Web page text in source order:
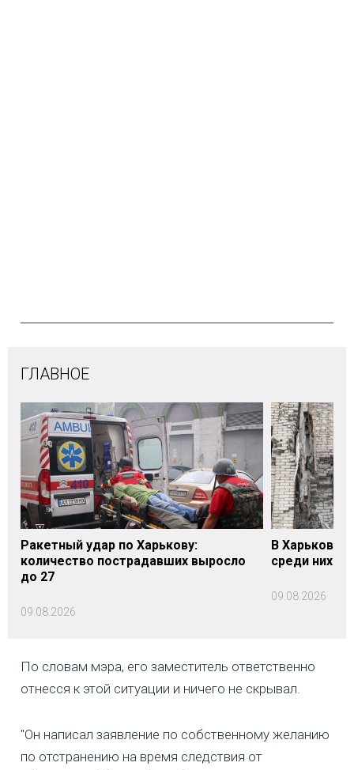
ГЛАВНОЕ
Ракетный удар по Харькову:
количество пострадавших выросло
до 27
09.08.2026
В Харькове
среди них -
09.08.2026
По словам мэра, его заместитель ответственно
отнесся к этой ситуации и ничего не скрывал.
"Он написал заявление по собственному желанию
по отстранению на время следствия от